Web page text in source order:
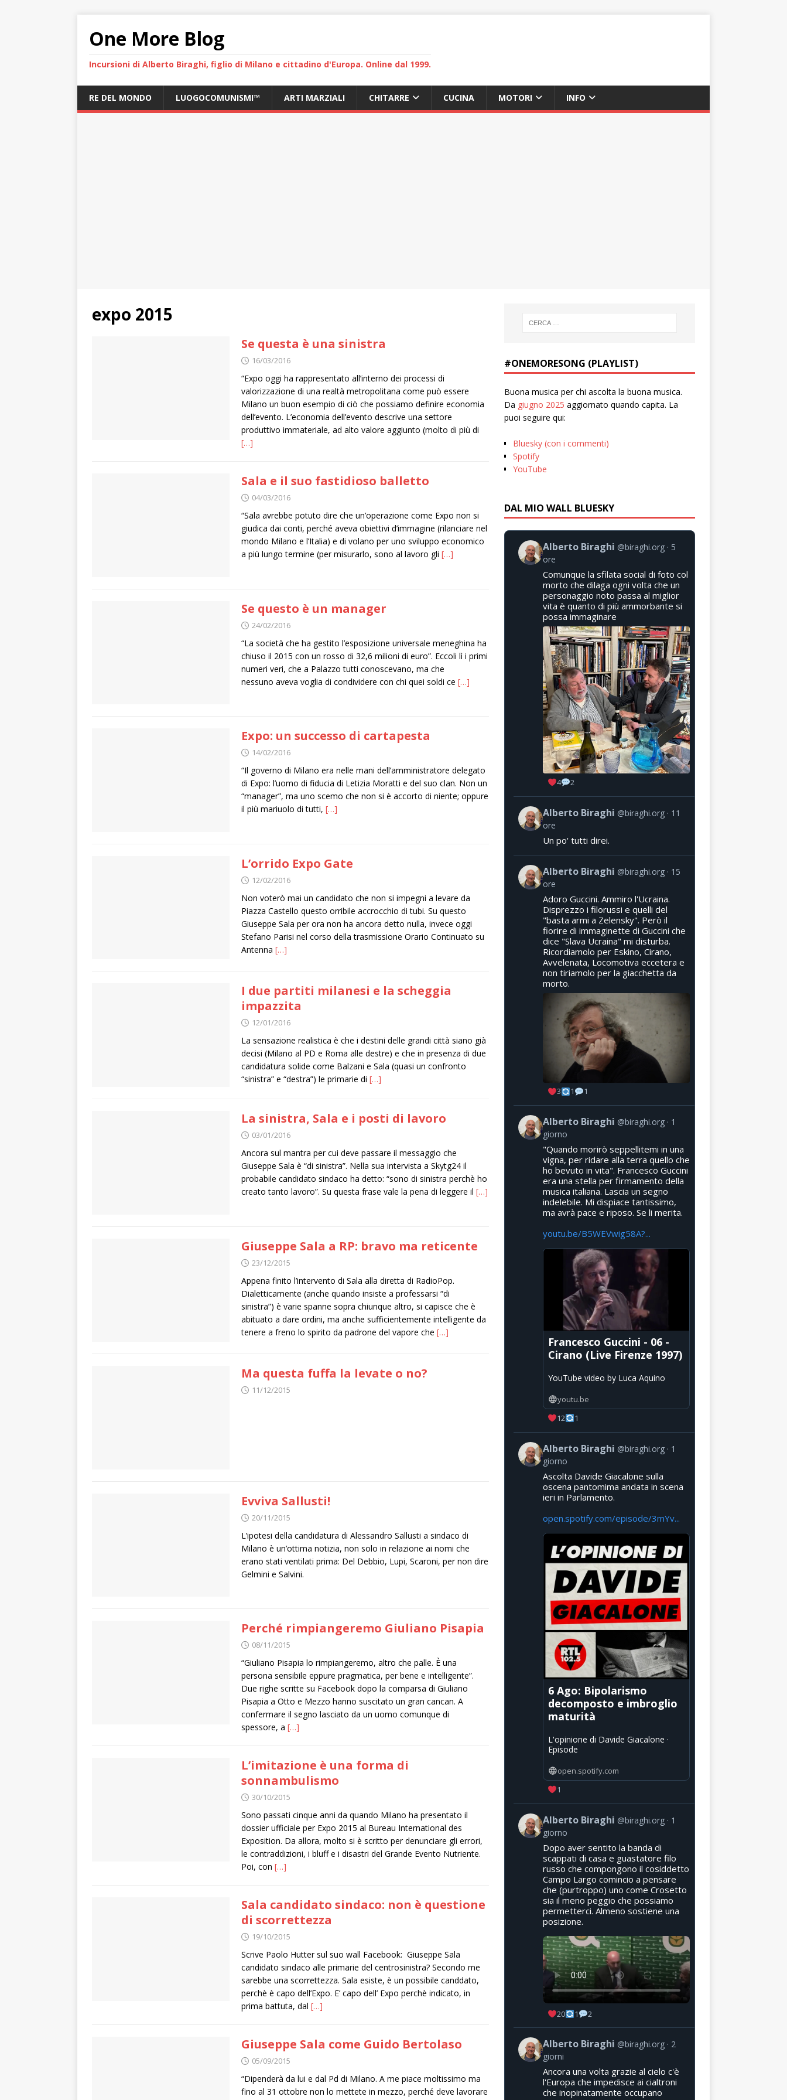
One More Blog
Incursioni di Alberto Biraghi, figlio di Milano e cittadino d'Europa. Online dal 1999.
RE DEL MONDO LUOGOCOMUNISMI™ ARTI MARZIALI CHITARRE CUCINA MOTORI INFO
expo 2015
Se questa è una sinistra
16/03/2016
“Expo oggi ha rappresentato all’interno dei processi di
valorizzazione di una realtà metropolitana come può essere
Milano un buon esempio di ciò che possiamo definire economia
dell’evento. L’economia dell’evento descrive una settore
produttivo immateriale, ad alto valore aggiunto (molto di più di
[…]
Sala e il suo fastidioso balletto
04/03/2016
“Sala avrebbe potuto dire che un’operazione come Expo non si
giudica dai conti, perché aveva obiettivi d’immagine (rilanciare nel
mondo Milano e l’Italia) e di volano per uno sviluppo economico
a più lungo termine (per misurarlo, sono al lavoro gli […]
Se questo è un manager
24/02/2016
“La società che ha gestito l’esposizione universale meneghina ha
chiuso il 2015 con un rosso di 32,6 milioni di euro”. Eccoli lì i primi
numeri veri, che a Palazzo tutti conoscevano, ma che
nessuno aveva voglia di condividere con chi quei soldi ce […]
Expo: un successo di cartapesta
14/02/2016
“Il governo di Milano era nelle mani dell’amministratore delegato
di Expo: l’uomo di fiducia di Letizia Moratti e del suo clan. Non un
“manager”, ma uno scemo che non si è accorto di niente; oppure
il più mariuolo di tutti, […]
L’orrido Expo Gate
12/02/2016
Non voterò mai un candidato che non si impegni a levare da
Piazza Castello questo orribile accrocchio di tubi. Su questo
Giuseppe Sala per ora non ha ancora detto nulla, invece oggi
Stefano Parisi nel corso della trasmissione Orario Continuato su
Antenna […]
I due partiti milanesi e la scheggia
impazzita
12/01/2016
La sensazione realistica è che i destini delle grandi città siano già
decisi (Milano al PD e Roma alle destre) e che in presenza di due
candidatura solide come Balzani e Sala (quasi un confronto
“sinistra” e “destra”) le primarie di […]
La sinistra, Sala e i posti di lavoro
03/01/2016
Ancora sul mantra per cui deve passare il messaggio che
Giuseppe Sala è “di sinistra”. Nella sua intervista a Skytg24 il
probabile candidato sindaco ha detto: “sono di sinistra perchè ho
creato tanto lavoro”. Su questa frase vale la pena di leggere il […]
Giuseppe Sala a RP: bravo ma reticente
23/12/2015
Appena finito l’intervento di Sala alla diretta di RadioPop.
Dialetticamente (anche quando insiste a professarsi “di
sinistra”) è varie spanne sopra chiunque altro, si capisce che è
abituato a dare ordini, ma anche sufficientemente intelligente da
tenere a freno lo spirito da padrone del vapore che […]
Ma questa fuffa la levate o no?
11/12/2015
Evviva Sallusti!
20/11/2015
L’ipotesi della candidatura di Alessandro Sallusti a sindaco di
Milano è un’ottima notizia, non solo in relazione ai nomi che
erano stati ventilati prima: Del Debbio, Lupi, Scaroni, per non dire
Gelmini e Salvini.
Perché rimpiangeremo Giuliano Pisapia
08/11/2015
“Giuliano Pisapia lo rimpiangeremo, altro che palle. È una
persona sensibile eppure pragmatica, per bene e intelligente”.
Due righe scritte su Facebook dopo la comparsa di Giuliano
Pisapia a Otto e Mezzo hanno suscitato un gran cancan. A
confermare il segno lasciato da un uomo comunque di
spessore, a […]
L’imitazione è una forma di
sonnambulismo
30/10/2015
Sono passati cinque anni da quando Milano ha presentato il
dossier ufficiale per Expo 2015 al Bureau International des
Exposition. Da allora, molto si è scritto per denunciare gli errori,
le contraddizioni, i bluff e i disastri del Grande Evento Nutriente.
Poi, con […]
Sala candidato sindaco: non è questione
di scorrettezza
19/10/2015
Scrive Paolo Hutter sul suo wall Facebook: Giuseppe Sala
candidato sindaco alle primarie del centrosinistra? Secondo me
sarebbe una scorrettezza. Sala esiste, è un possibile canddato,
perchè è capo dell’Expo. E’ capo dell’ Expo perchè indicato, in
prima battuta, dal […]
Giuseppe Sala come Guido Bertolaso
05/09/2015
“Dipenderà da lui e dal Pd di Milano. A me piace moltissimo ma
fino al 31 ottobre non lo mettete in mezzo, perché deve lavorare
#ONEMORESONG (PLAYLIST)
Buona musica per chi ascolta la buona musica.
Da giugno 2025 aggiornato quando capita. La
puoi seguire qui:
Bluesky (con i commenti)
Spotify
YouTube
DAL MIO WALL BLUESKY
Alberto Biraghi @biraghi.org
5
ore
Comunque la sfilata social di foto col
morto che dilaga ogni volta che un
personaggio noto passa al miglior
vita è quanto di più ammorbante si
possa immaginare
4 2
Alberto Biraghi @biraghi.org
11
ore
Un po' tutti direi.
Alberto Biraghi @biraghi.org
15
ore
Adoro Guccini. Ammiro l'Ucraina.
Disprezzo i filorussi e quelli del
"basta armi a Zelensky". Però il
fiorire di immaginette di Guccini che
dice "Slava Ucraina" mi disturba.
Ricordiamolo per Eskino, Cirano,
Avvelenata, Locomotiva eccetera e
non tiriamolo per la giacchetta da
morto.
3 1 1
Alberto Biraghi @biraghi.org
1
giorno
"Quando morirò seppellitemi in una
vigna, per ridare alla terra quello che
ho bevuto in vita". Francesco Guccini
era una stella per firmamento della
musica italiana. Lascia un segno
indelebile. Mi dispiace tantissimo,
ma avrà pace e riposo. Se li merita.
youtu.be/B5WEVwig58A?...
Francesco Guccini - 06 -
Cirano (Live Firenze 1997)
YouTube video by Luca Aquino
youtu.be
12
1
Alberto Biraghi @biraghi.org
1
giorno
Ascolta Davide Giacalone sulla
oscena pantomima andata in scena
ieri in Parlamento.
open.spotify.com/episode/3mYv...
6 Ago: Bipolarismo
decomposto e imbroglio
maturità
L'opinione di Davide Giacalone ·
Episode
open.spotify.com
1
Alberto Biraghi @biraghi.org
1
giorno
Dopo aver sentito la banda di
scappati di casa e guastatore filo
russo che compongono il cosiddetto
Campo Largo comincio a pensare
che (purtroppo) uno come Crosetto
sia il meno peggio che possiamo
permetterci. Almeno sostiene una
posizione.
20 1 2
Alberto Biraghi @biraghi.org
2
giorni
Ancora una volta grazie al cielo c'è
l'Europa che impedisce ai cialtroni
che inopinatamente occupano